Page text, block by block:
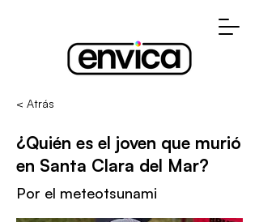
< Atrás
¿Quién es el joven que murió
en Santa Clara del Mar?
Por el meteotsunami